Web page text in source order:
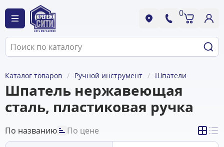
0
Каталог товаров Ручной инструмент Шпатели
Шпатель нержавеющая
сталь, пластиковая ручка
По названию
По цене